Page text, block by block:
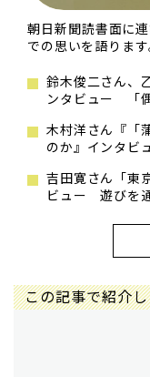
朝日新聞読書面に
での思いを語ります
鈴木俊二さん、
ンタビュー 「
木村洋さん『「
のか』インタビ
吉田寛さん「東
ビュー 遊びを
この記事で紹介